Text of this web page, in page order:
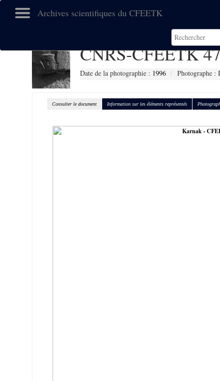
Archives scientifiques du CFEETK
CNRS-CFEETK
Date de la photographie : 1996 Photographe :
Consulter le document Information sur les éléments représentés